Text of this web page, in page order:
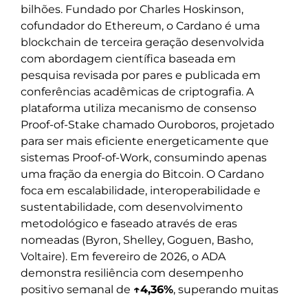
bilhões. Fundado por Charles Hoskinson,
cofundador do Ethereum, o Cardano é uma
blockchain de terceira geração desenvolvida
com abordagem científica baseada em
pesquisa revisada por pares e publicada em
conferências acadêmicas de criptografia. A
plataforma utiliza mecanismo de consenso
Proof-of-Stake chamado Ouroboros, projetado
para ser mais eficiente energeticamente que
sistemas Proof-of-Work, consumindo apenas
uma fração da energia do Bitcoin. O Cardano
foca em escalabilidade, interoperabilidade e
sustentabilidade, com desenvolvimento
metodológico e faseado através de eras
nomeadas (Byron, Shelley, Goguen, Basho,
Voltaire). Em fevereiro de 2026, o ADA
demonstra resiliência com desempenho
positivo semanal de ↑4,36%, superando muitas